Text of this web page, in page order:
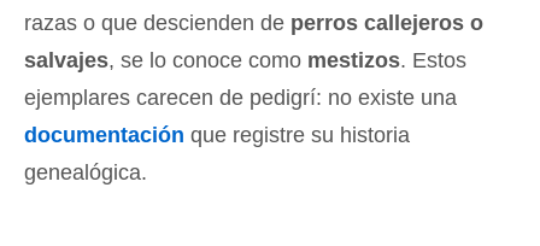
razas o que descienden de perros callejeros o
salvajes, se lo conoce como mestizos. Estos
ejemplares carecen de pedigrí: no existe una
documentación que registre su historia
genealógica.